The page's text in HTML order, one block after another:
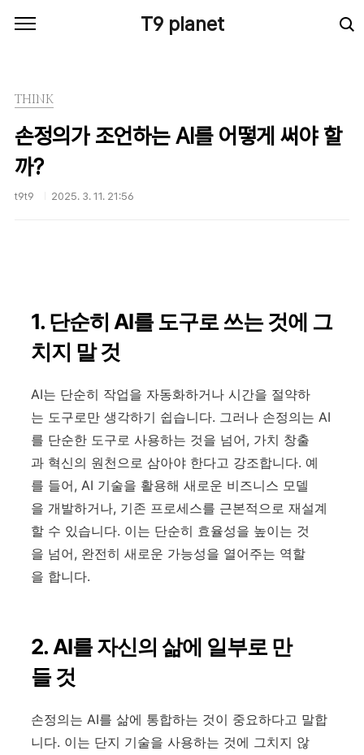
T9 planet
THINK
손정의가 조언하는 AI를 어떻게 써야 할
까?
t9t9 2025. 3. 11. 21:56
1. 단순히 AI를 도구로 쓰는 것에 그
치지 말 것
AI는 단순히 작업을 자동화하거나 시간을 절약하
는 도구로만 생각하기 쉽습니다. 그러나 손정의는 AI
를 단순한 도구로 사용하는 것을 넘어, 가치 창출
과 혁신의 원천으로 삼아야 한다고 강조합니다. 예
를 들어, AI 기술을 활용해 새로운 비즈니스 모델
을 개발하거나, 기존 프로세스를 근본적으로 재설계
할 수 있습니다. 이는 단순히 효율성을 높이는 것
을 넘어, 완전히 새로운 가능성을 열어주는 역할
을 합니다.
2. AI를 자신의 삶에 일부로 만
들 것
손정의는 AI를 삶에 통합하는 것이 중요하다고 말합
니다. 이는 단지 기술을 사용하는 것에 그치지 않